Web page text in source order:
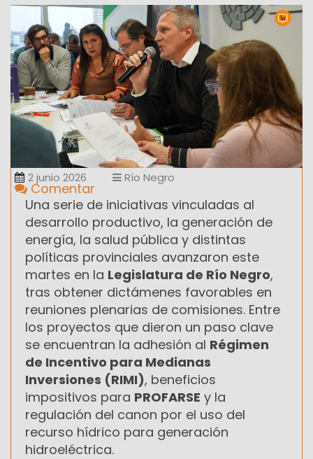
2 junio 2026 Río Negro
Comentar
Una serie de iniciativas vinculadas al
desarrollo productivo, la generación de
energía, la salud pública y distintas
políticas provinciales avanzaron este
martes en la Legislatura de Río Negro,
tras obtener dictámenes favorables en
reuniones plenarias de comisiones. Entre
los proyectos que dieron un paso clave
se encuentran la adhesión al Régimen
de Incentivo para Medianas
Inversiones (RIMI), beneficios
impositivos para PROFARSE y la
regulación del canon por el uso del
recurso hídrico para generación
hidroeléctrica.